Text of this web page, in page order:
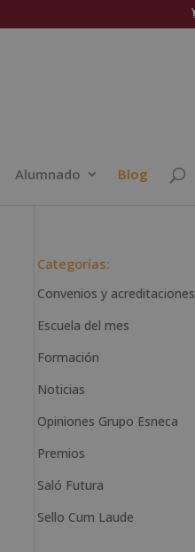
Alumnado Blog
Categorías:
Convenios y acreditaciones
Escuela del mes
Formación
Noticias
Opiniones Grupo Esneca
Premios
Saló Futura
Sello Cum Laude